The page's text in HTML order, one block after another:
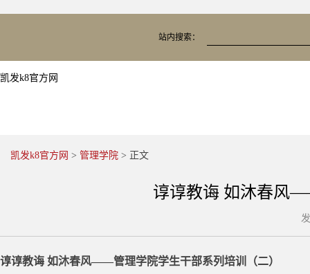
站内搜索：
凯发k8官方网
凯发k8官方网 > 管理学院 > 正文
谆谆教诲 如沐春风
谆谆教诲 如沐春风——管理学院学生干部系列培训（二）